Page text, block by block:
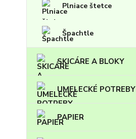
Plniace štetce
Špachtle
SKICÁRE A BLOKY
UMELECKÉ POTREBY
PAPIER